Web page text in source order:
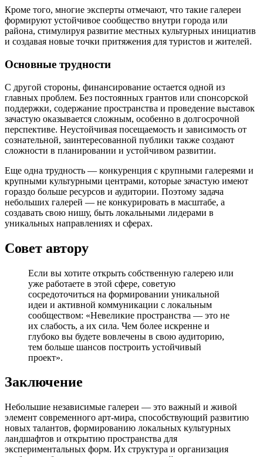
Кроме того, многие эксперты отмечают, что такие галереи
формируют устойчивое сообщество внутри города или
района, стимулируя развитие местных культурных инициатив
и создавая новые точки притяжения для туристов и жителей.
Основные трудности
С другой стороны, финансирование остается одной из
главных проблем. Без постоянных грантов или спонсорской
поддержки, содержание пространства и проведение выставок
зачастую оказывается сложным, особенно в долгосрочной
перспективе. Неустойчивая посещаемость и зависимость от
сознательной, заинтересованной публики также создают
сложности в планировании и устойчивом развитии.
Еще одна трудность — конкуренция с крупными галереями и
крупными культурными центрами, которые зачастую имеют
гораздо больше ресурсов и аудитории. Поэтому задача
небольших галерей — не конкурировать в масштабе, а
создавать свою нишу, быть локальными лидерами в
уникальных направлениях и сферах.
Совет автору
Если вы хотите открыть собственную галерею или
уже работаете в этой сфере, советую
сосредоточиться на формировании уникальной
идеи и активной коммуникации с локальным
сообществом: «Невеликие пространства — это не
их слабость, а их сила. Чем более искренне и
глубоко вы будете вовлечены в свою аудиторию,
тем больше шансов построить устойчивый
проект».
Заключение
Небольшие независимые галереи — это важный и живой
элемент современного арт-мира, способствующий развитию
новых талантов, формированию локальных культурных
ландшафтов и открытию пространства для
экспериментальных форм. Их структура и организация